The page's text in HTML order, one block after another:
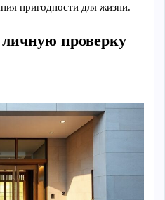
пригодности для жизни.
проверку